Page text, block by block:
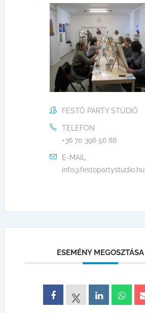
FESTŐ PARTY STÚDIÓ
TELEFON
+36 70 396 56 88
E-MAIL
info@festopartystudio.hu
ESEMÉNY MEGOSZTÁSA